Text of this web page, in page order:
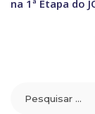
na 1ª Etapa do